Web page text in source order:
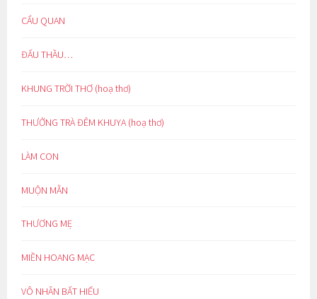
CẨU QUAN
ĐẤU THẦU…
KHUNG TRỜI THƠ (hoạ thơ)
THƯỞNG TRÀ ĐÊM KHUYA (hoạ thơ)
LÀM CON
MUỘN MẰN
THƯƠNG MẸ
MIỀN HOANG MẠC
VÔ NHÂN BẤT HIẾU